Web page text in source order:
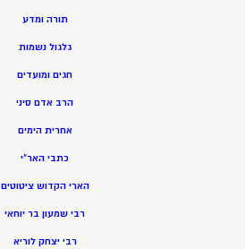
תורה ומדע
גלגול נשמות
חגים ומועדים
הרב אדם סיני
אחרית הימים
כתבי האר”י
הארי הקדוש ציטוטים
רבי שמעון בר יוחאי
רבי יצחק לוריא